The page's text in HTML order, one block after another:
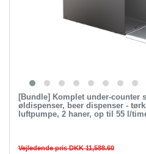
[Bundle] Komplet under-
øldispenser, beer dispenser -
luftpumpe, 2 haner, op til 55 l/
Vejledende pris DKK 11,588.60